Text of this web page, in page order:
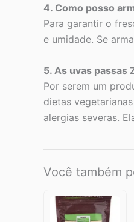
4. Como posso
Para garantir o
e umidade. Se
5. As uvas passas
Por serem um
dietas
alergias severas.
Você também